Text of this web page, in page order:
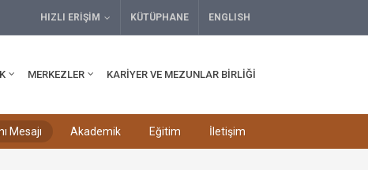
HIZLI ERIŞIM KÜTÜPHANE ENGLISH
MERKEZLER KARIYER VE MEZUNLAR BIRLIĞI
Mesajı Akademik Eğitim İletişim